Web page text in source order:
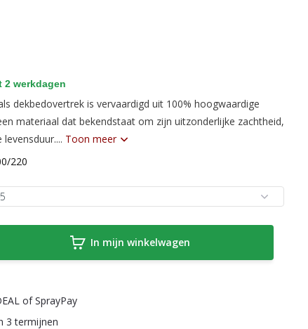
2 werkdagen
dekbedovertrek is vervaardigd uit 100% hoogwaardige
materiaal dat bekendstaat om zijn uitzonderlijke zachtheid,
Toon meer
220
In mijn winkelwagen
of SprayPay
3 termijnen